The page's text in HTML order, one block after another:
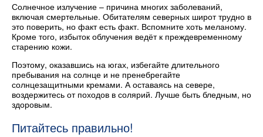
Солнечное излучение – причина многих заболеваний,
включая смертельные. Обитателям северных широт трудно в
это поверить, но факт есть факт. Вспомните хоть меланому.
Кроме того, избыток облучения ведёт к преждевременному
старению кожи.
Поэтому, оказавшись на югах, избегайте длительного
пребывания на солнце и не пренебрегайте
солнцезащитными кремами. А оставаясь на севере,
воздержитесь от походов в солярий. Лучше быть бледным, но
здоровым.
Питайтесь правильно!